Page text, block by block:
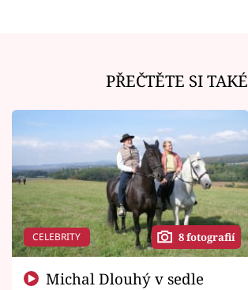
PŘEČTĚTE SI TAKÉ
CELEBRITY 8 fotografií